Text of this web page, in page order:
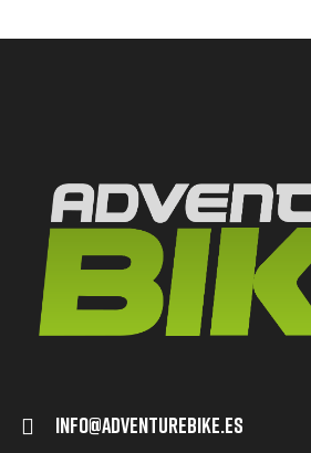
Info@adventurebike.es